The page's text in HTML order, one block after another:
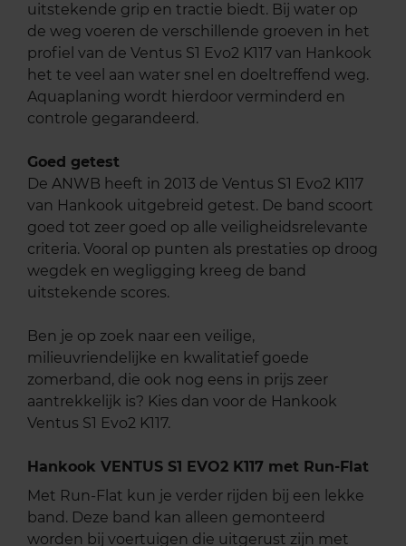
uitstekende grip en tractie biedt. Bij water op
de weg voeren de verschillende groeven in het
profiel van de Ventus S1 Evo2 K117 van Hankook
het te veel aan water snel en doeltreffend weg.
Aquaplaning wordt hierdoor verminderd en
controle gegarandeerd.
Goed getest
De ANWB heeft in 2013 de Ventus S1 Evo2 K117
van Hankook uitgebreid getest. De band scoort
goed tot zeer goed op alle veiligheidsrelevante
criteria. Vooral op punten als prestaties op droog
wegdek en wegligging kreeg de band
uitstekende scores.
Ben je op zoek naar een veilige,
milieuvriendelijke en kwalitatief goede
zomerband, die ook nog eens in prijs zeer
aantrekkelijk is? Kies dan voor de Hankook
Ventus S1 Evo2 K117.
Hankook VENTUS S1 EVO2 K117 met Run-Flat
Met Run-Flat kun je verder rijden bij een lekke
band. Deze band kan alleen gemonteerd
worden bij voertuigen die uitgerust zijn met